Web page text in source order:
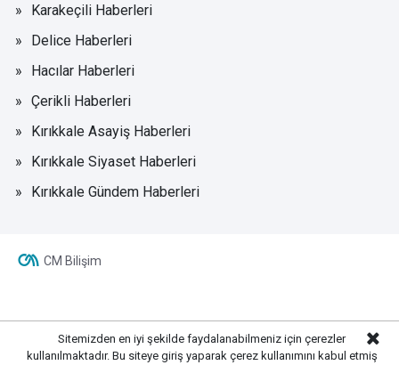
Karakeçili Haberleri
Delice Haberleri
Hacılar Haberleri
Çerikli Haberleri
Kırıkkale Asayiş Haberleri
Kırıkkale Siyaset Haberleri
Kırıkkale Gündem Haberleri
CM Bilişim
Sitemizden en iyi şekilde faydalanabilmeniz için çerezler
kullanılmaktadır. Bu siteye giriş yaparak çerez kullanımını kabul etmiş